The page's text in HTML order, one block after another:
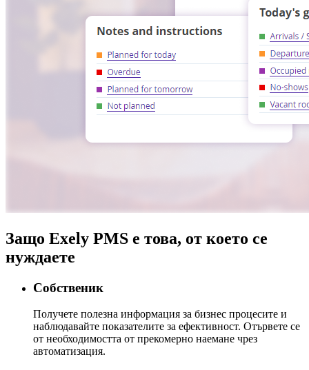
Защо Exely PMS е това, от което се
нуждаете
Собственик
Получете полезна информация за бизнес процесите и
наблюдавайте показателите за ефективност. Отървете се
от необходимостта от прекомерно наемане чрез
автоматизация.